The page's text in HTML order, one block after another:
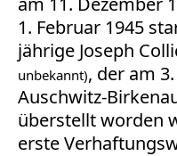
1. Februar 1945
jährige Joseph
unbekannt), der am
Auschwitz-
überstellt worden
erste